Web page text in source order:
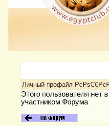
Личный профайл
Этого пользователя нет
участником Форума